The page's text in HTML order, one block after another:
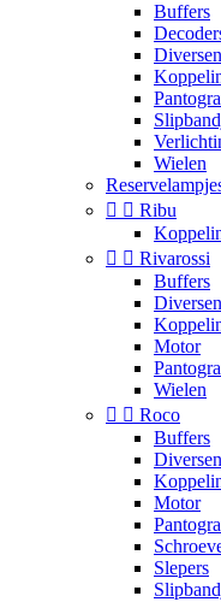
Buffers
Diversen
Wielen
  Ribu
  Rivarossi
Buffers
Diversen
Motor
Wielen
  Roco
Buffers
Diversen
Motor
Slepers